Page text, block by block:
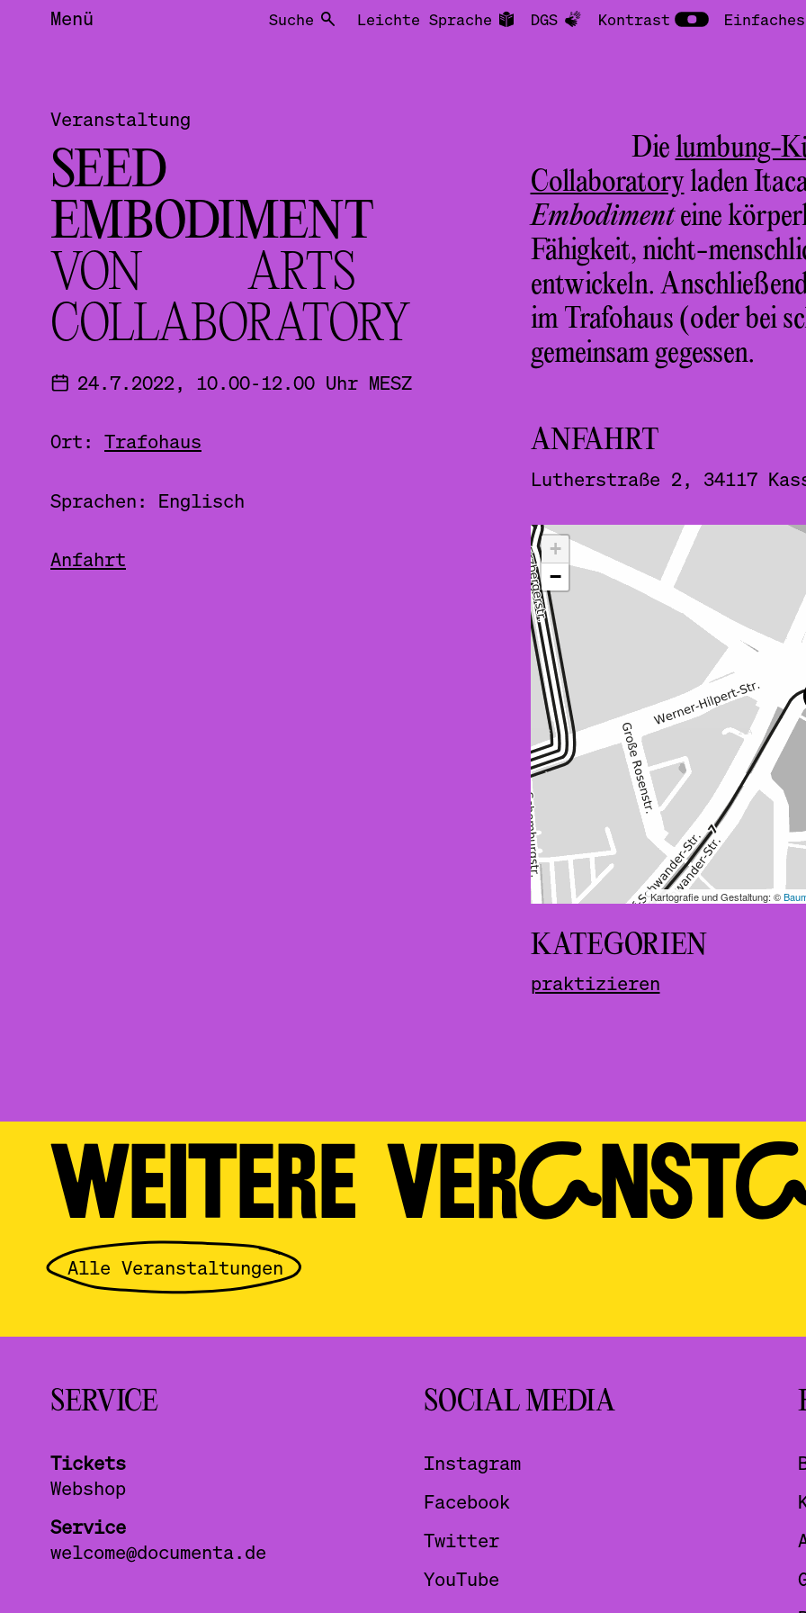
Menü Suche Leichte Sprache DGS Kontrast
Veranstaltung
SEED
EMBODIMENT
VON ARTS
COLLABORATORY
24.7.2022, 10.00-12.00 Uhr MESZ
Ort: Trafohaus
Sprachen: Englisch
Anfahrt
Die lumbung-
Collaboratoryladen
Embodimenteine
Fähigkeit, nicht-
entwickeln.
im Trafohaus (oder bei
gemeinsam gegessen.
ANFAHRT
Lutherstraße 2, 34117
ˇ
KATEGORIEN
praktizieren
WEITERE
Alle Veranstaltungen
SERVICE
Tickets
Webshop
Service
welcome@documenta.de
SOCIAL MEDIA
Instagram
Facebook
Twitter
YouTube